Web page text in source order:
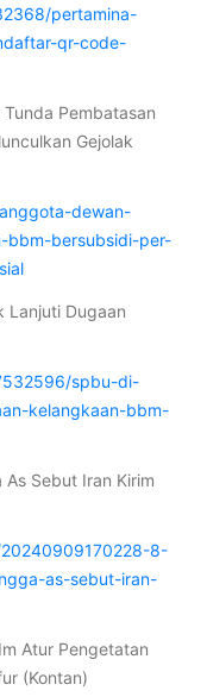
pertamina-
qr-code-
Pembatasan
Gejolak
dewan-
bbm-bersubsidi-per-
Lanjuti Dugaan
spbu-di-
kelangkaan-bbm-
Sebut Iran Kirim
8-
as-sebut-iran-
Atur Pengetatan
(Kontan)